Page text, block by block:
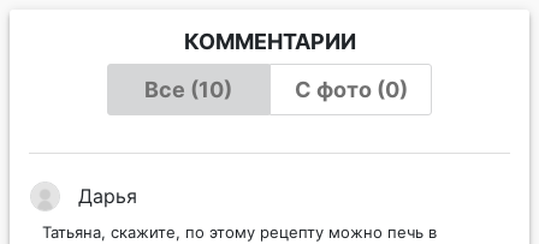
КОММЕНТАРИИ
Все (10)
С фото (0)
Дарья
Татьяна, скажите, по этому рецепту можно печь в